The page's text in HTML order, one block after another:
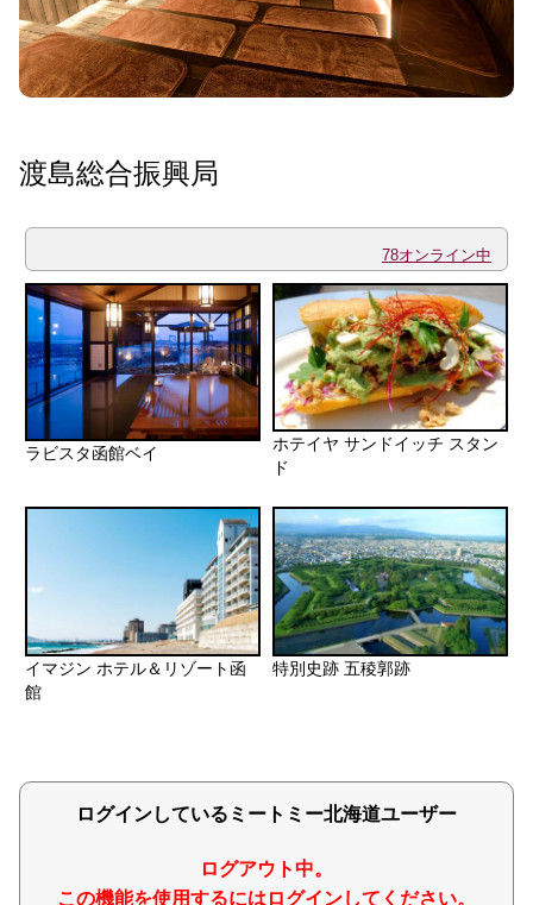
渡島総合振興局
78オンライン中
ラビスタ函館ベイ
ホテイヤ サンドイッチ スタン
ド
イマジン ホテル＆リゾート函
館
特別史跡 五稜郭跡
ログインしているミートミー北海道ユーザー
ログアウト中。
この機能を使用するにはログインしてください。